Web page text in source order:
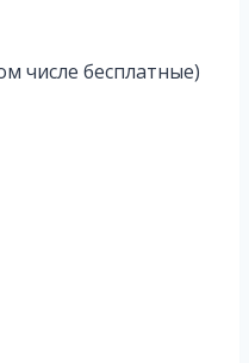
числе бесплатные)